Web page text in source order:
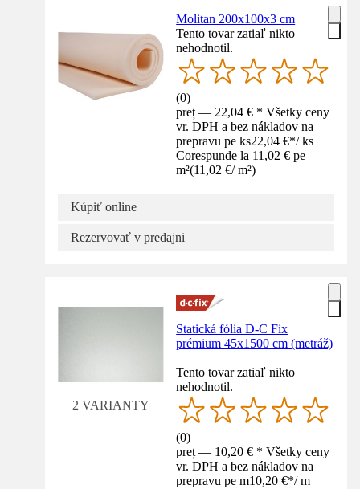
Molitan 200x100x3 cm
Tento tovar zatiaľ nikto
nehodnotil.
(0)
preț — 22,04 € * Všetky ceny
vr. DPH a bez nákladov na
prepravu pe ks22,04 €*/ ks
Corespunde la 11,02 € pe
m²(11,02 €/ m²)
Kúpiť online
Rezervovať v predajni
2 VARIANTY
Statická fólia D-C Fix
prémium 45x1500 cm (metráž)
Tento tovar zatiaľ nikto
nehodnotil.
(0)
preț — 10,20 € * Všetky ceny
vr. DPH a bez nákladov na
prepravu pe m10,20 €*/ m